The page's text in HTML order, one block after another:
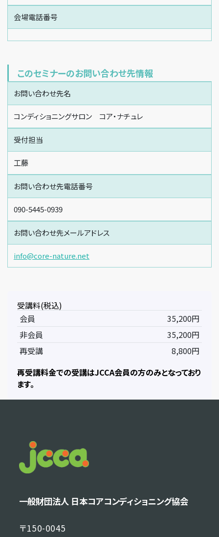
会場電話番号
このセミナーのお問い合わせ先情報
お問い合わせ先名
コンディショニングサロン コア・ナチュレ
受付担当
工藤
お問い合わせ先電話番号
090-5445-0939
お問い合わせ先メールアドレス
info@core-nature.net
受講料(税込)
会員
35,200円
非会員
35,200円
再受講
8,800円
再受講料金での受講はJCCA会員の方のみとなっており
ます。
一般財団法人 日本コアコンディショニング協会
〒150-0045